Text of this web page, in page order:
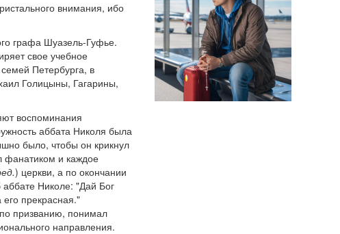
внимания, ибо
графа Шуазель-Гуфье.
свое учебное
Петербурга, в
Голицыны, Гагарины,
воспоминания
аббата Николя была
было, чтобы он крикнул
фанатиком и каждое
) церкви, а по окончании
Николе: "Дай Бог
прекрасная."
призванию, понимал
направления.